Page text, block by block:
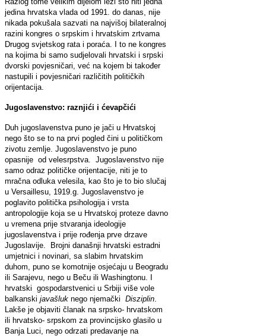
jedina hrvatska vlada od 1991. do danas, nije
nikada pokušala sazvati na najvišoj bilateralnoj
razini kongres o srpskim i hrvatskim zrtvama
Drugog svjetskog rata i poraća. I to ne kongres
na kojima bi samo sudjelovali hrvatski i srpski
dvorski povjesničari, već na kojem bi također
nastupili i povjesničari različitih političkih
orijentacija.
Jugoslavenstvo: raznjići i ćevapčići
Duh jugoslavenstva puno je jači u Hrvatskoj
nego što se to na prvi pogled čini u političkom
zivotu zemlje. Jugoslavenstvo je puno
opasnije od velesrpstva. Jugoslavenstvo nije
samo odraz političke orijentacije, niti je to
mračna odluka velesila, kao što je to bio slučaj
u Versaillesu, 1919.g. Jugoslavenstvo je
poglavito politička psihologija i vrsta
antropologije koja se u Hrvatskoj proteze davno
u vremena prije stvaranja ideologije
jugoslavenstva i prije rođenja prve drzave
Jugoslavije. Brojni današnji hrvatski estradni
umjetnici i novinari, sa slabim hrvatskim
duhom, puno se komotnije osjećaju u Beogradu
ili Sarajevu, nego u Beču ili Washingtonu. I
hrvatski gospodarstvenici u Srbiji više vole
balkanski javašluk nego njemački Disziplin
Lakše je objaviti članak na srpsko- hrvatskom
ili hrvatsko- srpskom za provincijsko glasilo u
Banja Luci, nego odrzati predavanje na